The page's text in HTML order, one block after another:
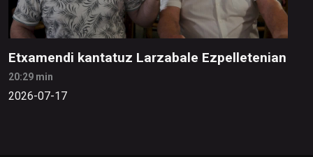
Etxamendi kantatuz Larzabale Ezpelletenian
20:29 min
2026-07-17